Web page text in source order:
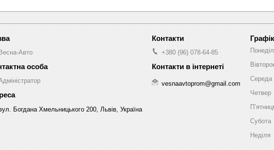
Весна-Авто
Богдана Хмельницького 200, Львів, Україна
+380 (96) 078-64-85
vesnaavtoprom@gmail.com
Середа
Четвер
Субота
Неділя